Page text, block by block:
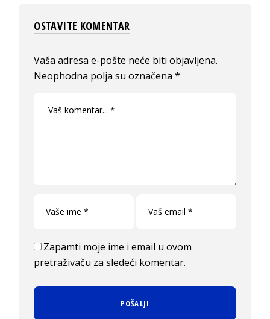
OSTAVITE KOMENTAR
Vaša adresa e-pošte neće biti objavljena.
Neophodna polja su označena*
Zapamti moje ime i email u ovom
pretraživaču za sledeći komentar.